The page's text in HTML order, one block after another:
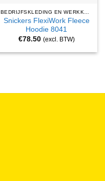
Snickers FlexiWork Fleece
Hoodie 8041
€78.50 (excl. BTW)